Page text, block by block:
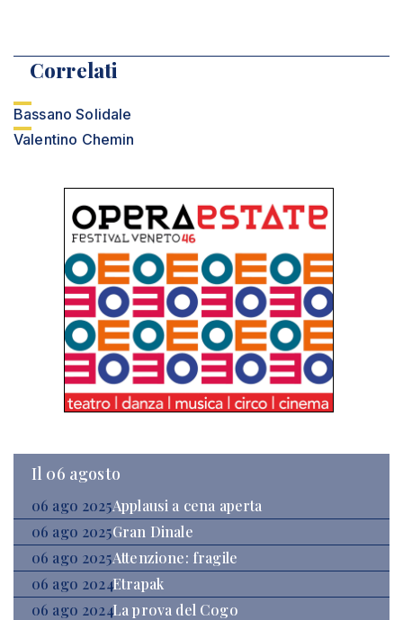
Correlati
Bassano Solidale
Valentino Chemin
Il 06 agosto
06 ago 2025Applausi a cena aperta
06 ago 2025Gran Dinale
06 ago 2025Attenzione: fragile
06 ago 2024Etrapak
06 ago 2024La prova del Cogo